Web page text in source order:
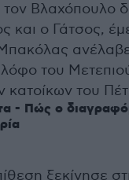
Βλαχόπουλο
και ο Γάτσος,
λόφο του
κατοίκων του
- Πώς ο
ξεκίνησε